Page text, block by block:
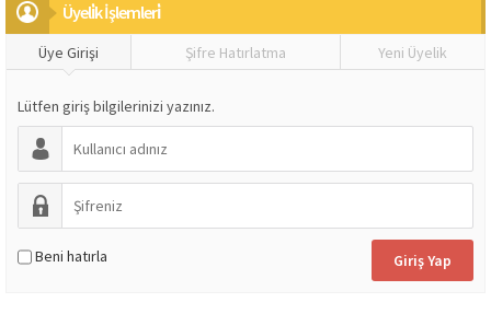
Üyeli̇k İşlemleri̇
Üye Girişi Şifre Hatırlatma Yeni Üyelik
Lütfen giriş bilgilerinizi yazınız.
Beni hatırla